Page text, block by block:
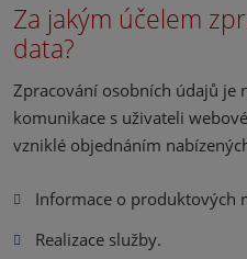
Za jakým účelem
data?
Zpracování osobních údajů je
komunikace s uživateli
vzniklé objednáním
Informace o produktových
Realizace služby.